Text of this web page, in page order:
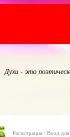
Духи - это
Регистрация / Вход для